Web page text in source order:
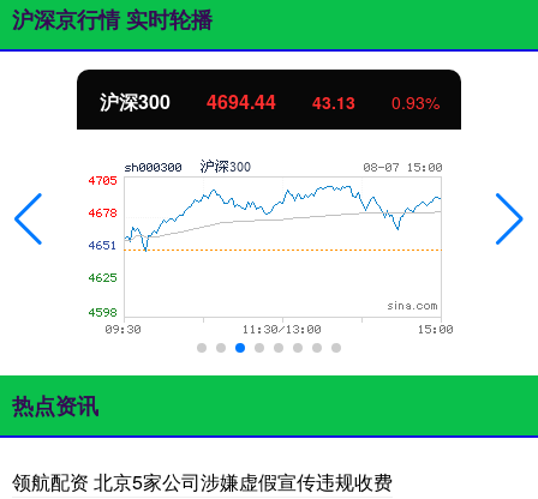
沪深京行情 实时轮播
沪深300 4694.44 43.13 0.93%
热点资讯
领航配资 北京5家公司涉嫌虚假宣传违规收费